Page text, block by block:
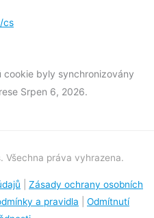
cs
byly synchronizovány
Srpen 6, 2026.
Všechna práva vyhrazena.
Zásady ochrany osobních
a pravidla
Odmítnutí